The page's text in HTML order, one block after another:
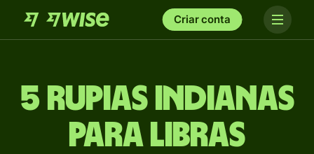
Criar conta
5 Rupias indianas
para Libras